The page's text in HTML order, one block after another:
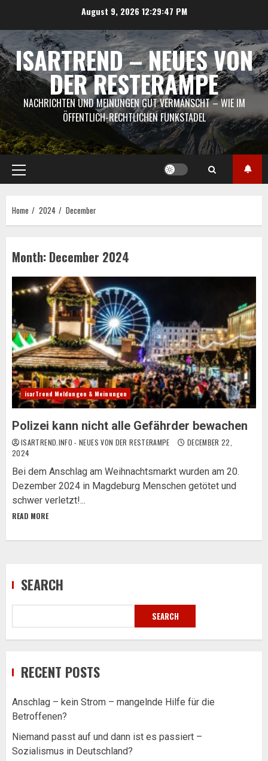
August 9, 2026 12:29:47 PM
ISARTREND – NEUES VON
DER RESTERAMPE
NACHRICHTEN UND MEINUNGEN GUT VERMANSCHT – WIE IM
ÖFFENTLICH-RECHTLICHEN FUNKSTADEL
Primary
Menu
Home 2024 December
Month: December 2024
isarTrend Meldungen & Meinungen
Polizei kann nicht alle Gefährder bewachen
ISARTREND.INFO - NEUES VON DER RESTERAMPE
DECEMBER 22,
2024
Bei dem Anschlag am Weihnachtsmarkt wurden am 20.
Dezember 2024 in Magdeburg Menschen getötet und
schwer verletzt!...
READ MORE
SEARCH
SEARCH
RECENT POSTS
Anschlag – kein Strom – mangelnde Hilfe für die
Betroffenen?
Niemand passt auf und dann ist es passiert –
Sozialismus in Deutschland?